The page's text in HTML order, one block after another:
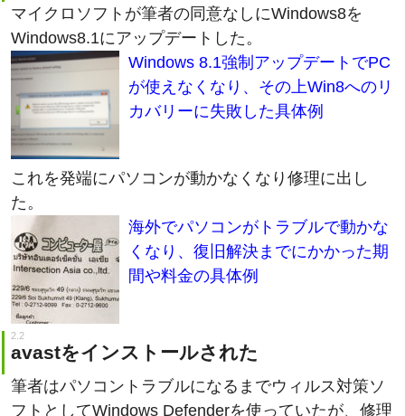
Windows8.1にアップデートした。
Windows 8.1強制アップデートでPC
が使えなくなり、その上Win8へのリ
カバリーに失敗した具体例
これを発端にパソコンが動かなくなり修理に出し
た。
くなり、復旧解決までにかかった期
間や料金の具体例
avastをインストールされた
筆者はパソコントラブルになるまでウィルス対策ソ
フトとしてWindows Defenderを使っていたが、修理
屋が良かれと思ってavastをインストールしていた。